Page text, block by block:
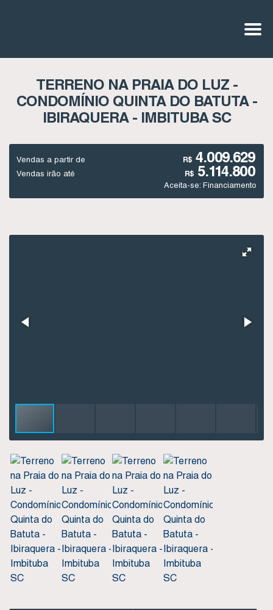
TERRENO NA PRAIA DO LUZ -
CONDOMÍNIO QUINTA DO BATUTA -
IBIRAQUERA - IMBITUBA SC
R$ 4.009.629
Vendas a partir de
R$ 5.114.800
Vendas irão até
Aceita-se: Financiamento